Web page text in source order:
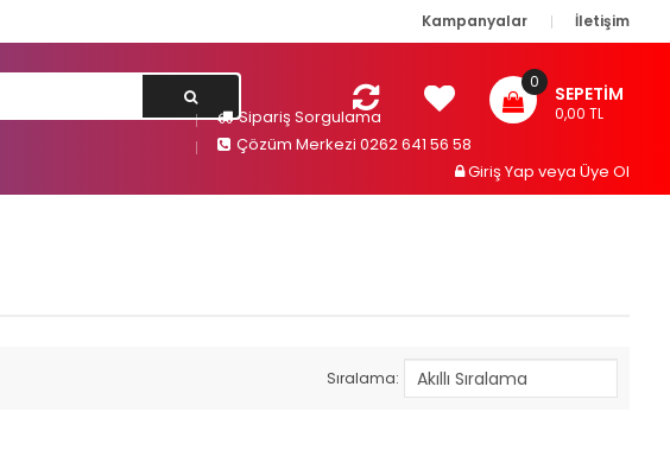
Kampanyalar İletişim
SEPETIM
0
0,00 TL
Sipariş Sorgulama
Çözüm Merkezi 0262 641 56 58
Giriş YapveyaÜye Ol
Sıralama: